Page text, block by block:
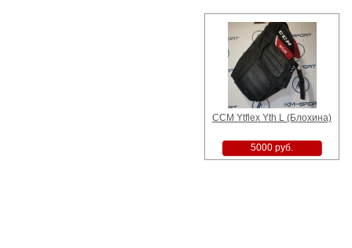
CCM Ytflex Yth L (Блохина)
5000 руб.